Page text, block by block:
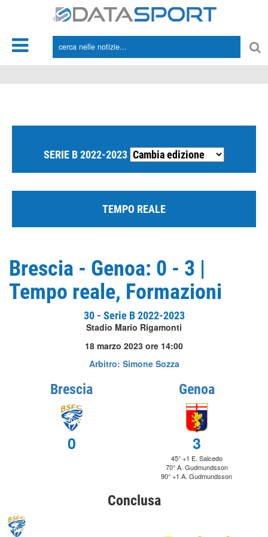
SERIE B 2022-2023
TEMPO REALE
Brescia - Genoa: 0 - 3 |
Tempo reale, Formazioni
30 - Serie B 2022-2023
Stadio Mario Rigamonti
18 marzo 2023 ore 14:00
Arbitro: Simone Sozza
Brescia
0
Genoa
3
45° +1 E. Salcedo
70° A. Gudmundsson
90° +1 A. Gudmundsson
Conclusa